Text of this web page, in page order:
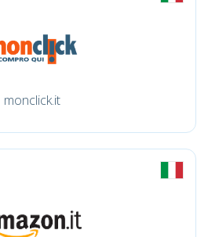
monclick.it